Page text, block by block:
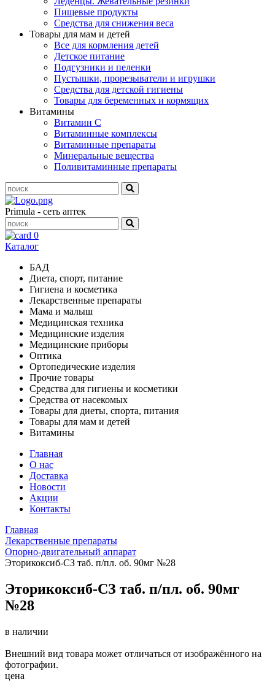
Пищевые продукты
Средства для снижения веса
Товары для мам и детей
Все для кормления детей
Детское питание
Подгузники и пеленки
Пустышки, прорезыватели и игрушки
Средства для детской гигиены
Товары для беременных и кормящих
Витамины
Витамин С
Витаминные комплексы
Витаминные препараты
Минеральные вещества
Поливитаминные препараты
Primula - сеть аптек
0
Каталог
БАД
Диета, спорт, питание
Гигиена и косметика
Лекарственные препараты
Мама и малыш
Медицинская техника
Медицинские изделия
Медицинские приборы
Оптика
Ортопедические изделия
Прочие товары
Средства для гигиены и косметики
Средства от насекомых
Товары для диеты, спорта, питания
Товары для мам и детей
Витамины
Главная
О нас
Доставка
Новости
Акции
Контакты
Главная
Лекарственные препараты
Опорно-двигательный аппарат
Эторикоксиб-СЗ таб. п/пл. об. 90мг №28
Эторикоксиб-СЗ таб. п/пл. об. 90мг
№28
в наличии
Внешний вид товара может отличаться от изображённого на
фотографии.
цена